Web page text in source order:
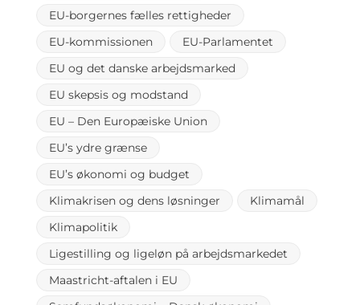
EU-borgernes fælles rettigheder
EU-kommissionen
EU-Parlamentet
EU og det danske arbejdsmarked
EU skepsis og modstand
EU – Den Europæiske Union
EU’s ydre grænse
EU’s økonomi og budget
Klimakrisen og dens løsninger
Klimamål
Klimapolitik
Ligestilling og ligeløn på arbejdsmarkedet
Maastricht-aftalen i EU